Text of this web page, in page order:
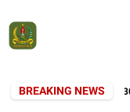
BREAKING NEWS
CEPAT KODIM 1307/